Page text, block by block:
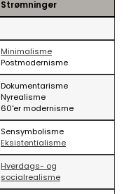
Strømninger
Minimalisme
Postmodernisme
Dokumentarisme
Nyrealisme
60'er modernisme
Sensymbolisme
Eksistentialisme
Hverdags- og
socialrealisme